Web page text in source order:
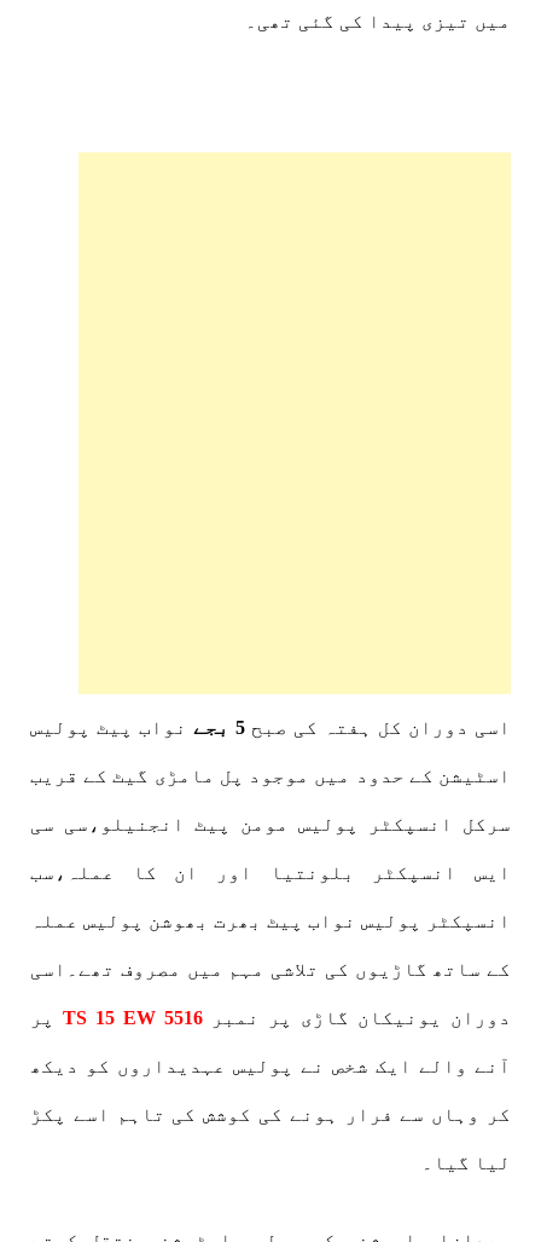
میں تیزی پیدا کی گئی تھی۔
اسی دوران کل ہفتہ کی صبح 5 بجے نواب پیٹ پولیس
اسٹیشن کے حدود میں موجود پل مامڑی گیٹ کے قریب
سرکل انسپکٹر پولیس مومن پیٹ انجنیلو،سی سی
ایس انسپکٹر بلونتیا اور ان کا عملہ،سب
انسپکٹر پولیس نواب پیٹ بھرت بھوشن پولیس عملہ
کے ساتھ گاڑیوں کی تلاشی مہم میں مصروف تھے۔اسی
دوران یونیکان گاڑی پر نمبر TS 15 EW 5516 پر
آنے والے ایک شخص نے پولیس عہدیداروں کو دیکھ
کر وہاں سے فرار ہونے کی کوشش کی تاہم اسے پکڑ
لیا گیا۔